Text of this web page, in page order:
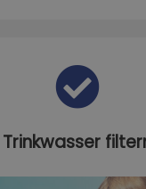
Trinkwasser